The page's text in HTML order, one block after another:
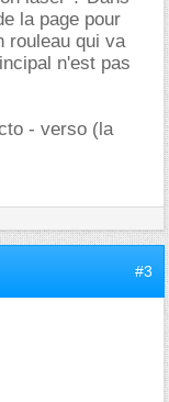
la page pour
rouleau qui va
n'est pas
- verso (la
#3